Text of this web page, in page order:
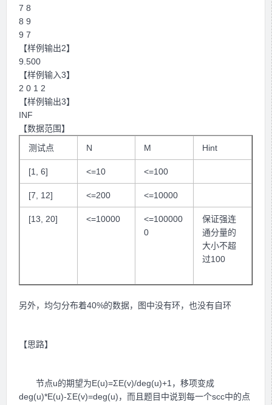
7 8
8 9
9 7
【样例输出2】
9.500
【样例输入3】
2 0 1 2
【样例输出3】
INF
【数据范围】
测试点
N M Hint
[1, 6] <=10 <=100
[7, 12] <=200 <=10000
[13, 20] <=10000
<=100000
0
保证强连
通分量的
大小不超
过100
另外，均匀分布着40%的数据，图中没有环，也没有自环
【思路】
节点u的期望为E(u)=ΣE(v)/deg(u)+1，移项变成
deg(u)*E(u)-ΣE(v)=deg(u)，而且题目中说到每一个scc中的点